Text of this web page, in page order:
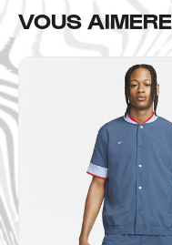
VOUS